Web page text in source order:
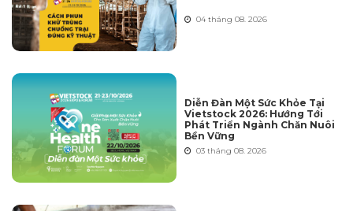
04 tháng 08. 2026
Diễn Đàn Một Sức Khỏe Tại
Vietstock 2026: Hướng Tới
Phát Triển Ngành Chăn Nuôi
Bền Vững
03 tháng 08. 2026